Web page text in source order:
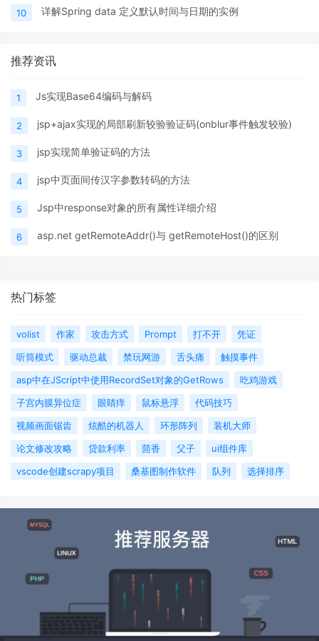
10 详解Spring data 定义默认时间与日期的实例
推荐资讯
1 Js实现Base64编码与解码
2 jsp+ajax实现的局部刷新较验验证码(onblur事件触发较验)
3 jsp实现简单验证码的方法
4 jsp中页面间传汉字参数转码的方法
5 Jsp中response对象的所有属性详细介绍
6 asp.net getRemoteAddr()与 getRemoteHost()的区别
热门标签
volist 作家 攻击方式 Prompt 打不开
凭证
听筒模式
驱动总裁 禁玩网游 舌头痛
触摸事件
asp中在JScript中使用RecordSet对象的GetRows
吃鸡游戏
子宫内膜异位症
眼睛痒 鼠标悬浮
代码技巧
视频画面锯齿
炫酷的机器人 环形阵列
装机大师
论文修改攻略
贷款利率 茴香 父子
ui组件库
vscode创建scrapy项目
桑基图制作软件 队列 选择排序